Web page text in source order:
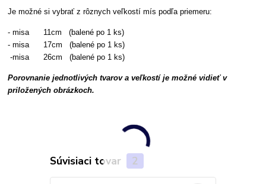
Je možné si vybrať z rôznych veľkostí mís podľa priemeru:
- misa 11cm (balené po 1 ks)
- misa 17cm (balené po 1 ks)
-misa 26cm (balené po 1 ks)
Porovnanie jednotlivých tvarov a veľkostí je možné vidieť v
priložených obrázkoch.
Súvisiaci tovar 2